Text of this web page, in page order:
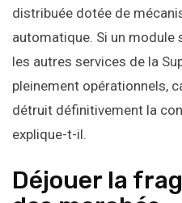
distribuée dotée de
automatique. Si un module
les autres services de la
pleinement opérationnels,
détruit définitivement la
explique-t-il.
Déjouer la